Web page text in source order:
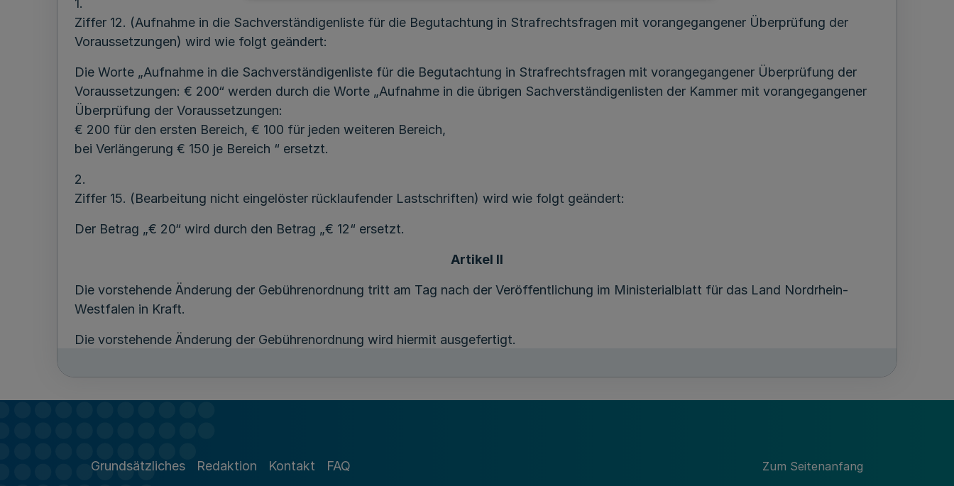
1.
Ziffer 12. (Aufnahme in die Sachverständigenliste für die Begutachtung in Strafrechtsfragen mit vorangegangener Überprüfung der
Voraussetzungen) wird wie folgt geändert:
Die Worte „Aufnahme in die Sachverständigenliste für die Begutachtung in Strafrechtsfragen mit vorangegangener Überprüfung der
Voraussetzungen: € 200“ werden durch die Worte „Aufnahme in die übrigen Sachverständigenlisten der Kammer mit vorangegangener
Überprüfung der Voraussetzungen:
€ 200 für den ersten Bereich, € 100 für jeden weiteren Bereich,
bei Verlängerung € 150 je Bereich “ ersetzt.
2.
Ziffer 15. (Bearbeitung nicht eingelöster rücklaufender Lastschriften) wird wie folgt geändert:
Der Betrag „€ 20“ wird durch den Betrag „€ 12“ ersetzt.
Artikel II
Die vorstehende Änderung der Gebührenordnung tritt am Tag nach der Veröffentlichung im Ministerialblatt für das Land Nordrhein-
Westfalen in Kraft.
Die vorstehende Änderung der Gebührenordnung wird hiermit ausgefertigt.
Monika K o n i t z e r
Genehmigt.
Grundsätzliches Redaktion Kontakt FAQ Zum Seitenanfang